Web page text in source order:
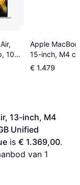
10-
Apple
15-inch, M4
core CPU, 10-
€ 1.479
13-inch, M4
Unified
is € 1.369,00.
van 1